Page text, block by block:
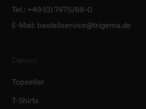
Tel.: +49 (0) 7475/88-0
E-Mail: bestellservice@trigema.de
Topseller
T-Shirts